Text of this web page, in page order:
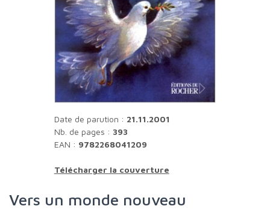
Date de parution : 21.11.2001
Nb. de pages : 393
EAN : 9782268041209
Télécharger la couverture
Vers un monde nouveau